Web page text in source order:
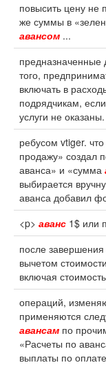
повысить цену не
же суммы в
авансом ...
того,
включать в
подрядчикам,
услуги не оказаны.
ребусом vtiger.
продажу» создал
аванса» и «сумма
выбирается
аванса добавил
<p> аванс 1$ или
после завершения
вычетом
включая
операций,
применяются
авансам по
«Расчеты по
выплаты по